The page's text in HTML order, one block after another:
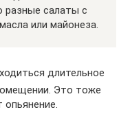
разные салаты с
или майонеза.
длительное
Это тоже
опьянение.